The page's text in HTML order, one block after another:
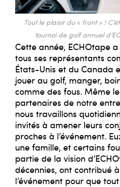
Tout le plaisir du « front » !
tournoi de golf annuel
Cette année, ECHOtape
tous ses représentants
États-Unis et du Canada
jouer au golf, manger,
comme des fous. Même
partenaires de notre
nous travaillons
invités à amener leurs
proches à l’événement.
une famille, et certains
partie de la vision
décennies, ont contribué
l’événement pour que